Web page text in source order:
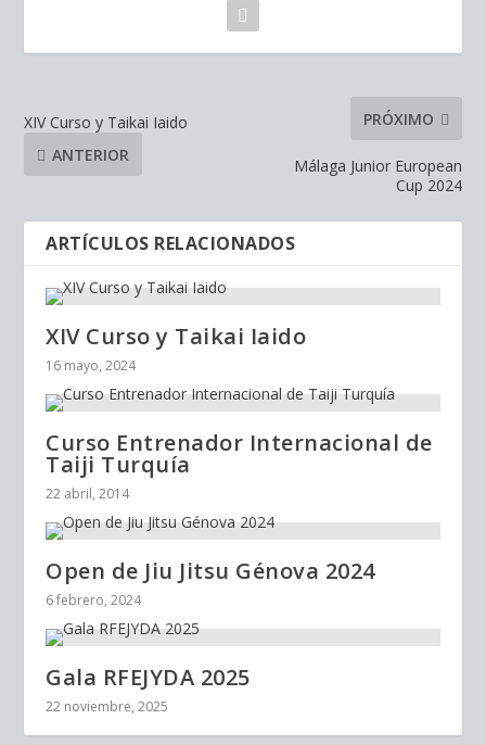
XIV Curso y Taikai Iaido
ANTERIOR
PRÓXIMO
Málaga Junior European
Cup 2024
ARTÍCULOS RELACIONADOS
XIV Curso y Taikai Iaido
16 mayo, 2024
Curso Entrenador Internacional de
Taiji Turquía
22 abril, 2014
Open de Jiu Jitsu Génova 2024
6 febrero, 2024
Gala RFEJYDA 2025
22 noviembre, 2025